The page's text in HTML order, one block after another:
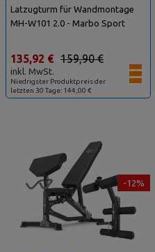
Latzugturm für Wandmontage
MH-W101 2.0 - Marbo Sport
Niedrigster Produktpreis der
letzten 30 Tage: 144,00 €
159,90 €
135,92 €
inkl. MwSt.
-12%